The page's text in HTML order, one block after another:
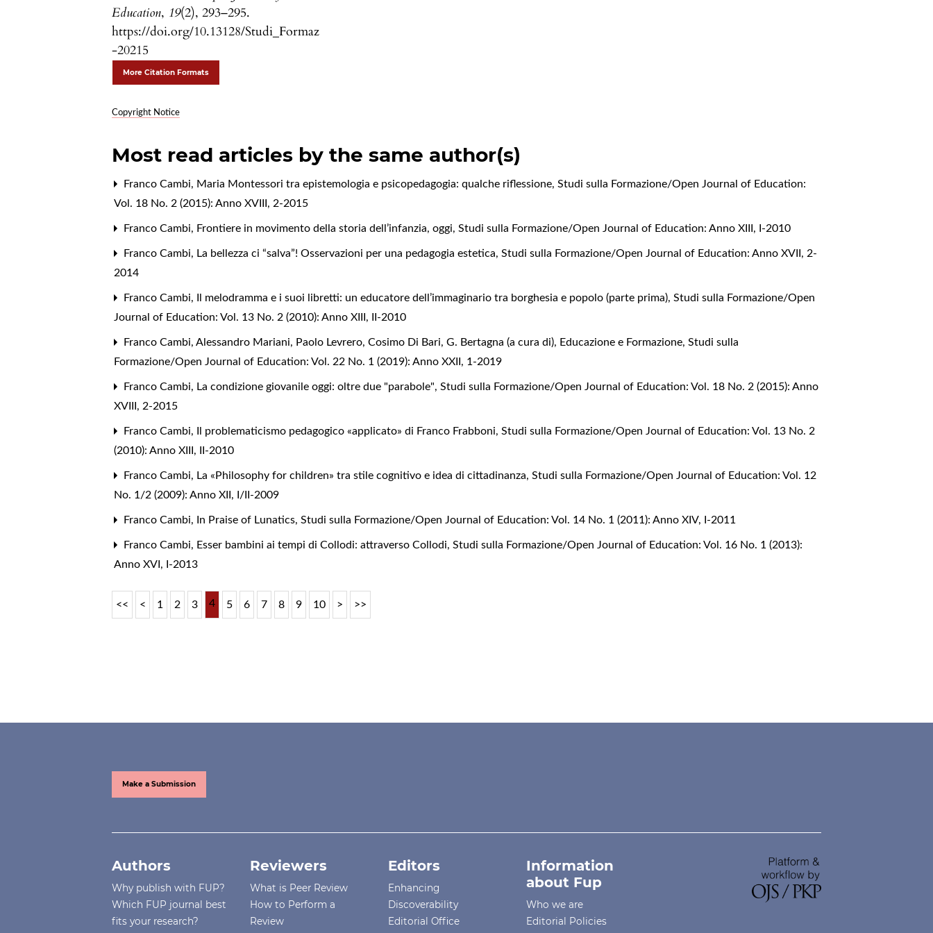
Education, 19(2), 293–295.
https://doi.org/10.13128/Studi_Formaz
-20215
More Citation Formats
Copyright Notice
Most read articles by the same author(s)
Franco Cambi, Maria Montessori tra epistemologia e psicopedagogia: qualche riflessione,Studi sulla Formazione/Open Journal of Education:
Vol. 18 No. 2 (2015): Anno XVIII, 2-2015
Franco Cambi, Frontiere in movimento della storia dell’infanzia, oggi,Studi sulla Formazione/Open Journal of Education: Anno XIII, I-2010
Franco Cambi, La bellezza ci “salva”! Osservazioni per una pedagogia estetica,Studi sulla Formazione/Open Journal of Education: Anno XVII, 2-
2014
Franco Cambi, Il melodramma e i suoi libretti: un educatore dell’immaginario tra borghesia e popolo (parte prima),Studi sulla Formazione/Open
Journal of Education: Vol. 13 No. 2 (2010): Anno XIII, II-2010
Franco Cambi, Alessandro Mariani, Paolo Levrero, Cosimo Di Bari,G. Bertagna (a cura di), Educazione e Formazione,Studi sulla
Formazione/Open Journal of Education: Vol. 22 No. 1 (2019): Anno XXII, 1-2019
Franco Cambi, La condizione giovanile oggi: oltre due "parabole",Studi sulla Formazione/Open Journal of Education: Vol. 18 No. 2 (2015): Anno
XVIII, 2-2015
Franco Cambi, Il problematicismo pedagogico «applicato» di Franco Frabboni,Studi sulla Formazione/Open Journal of Education: Vol. 13 No. 2
(2010): Anno XIII, II-2010
Franco Cambi, La «Philosophy for children» tra stile cognitivo e idea di cittadinanza,Studi sulla Formazione/Open Journal of Education: Vol. 12
No. 1/2 (2009): Anno XII, I/II-2009
Franco Cambi, In Praise of Lunatics,Studi sulla Formazione/Open Journal of Education: Vol. 14 No. 1 (2011): Anno XIV, I-2011
Franco Cambi, Esser bambini ai tempi di Collodi: attraverso Collodi,Studi sulla Formazione/Open Journal of Education: Vol. 16 No. 1 (2013):
Anno XVI, I-2013
<< < 1 2 3 4 5 6 7 8 9 10 > >>
Make a Submission
Authors
Why publish with FUP?
Which FUP journal best
fits your research?
Reviewers
What is Peer Review
How to Perform a
Review
Editors
Enhancing
Discoverability
Editorial Office
Information
about Fup
Who we are
Editorial Policies